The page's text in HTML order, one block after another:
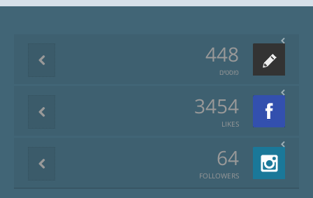
448
פוסטים
3454
LIKES
64
FOLLOWERS